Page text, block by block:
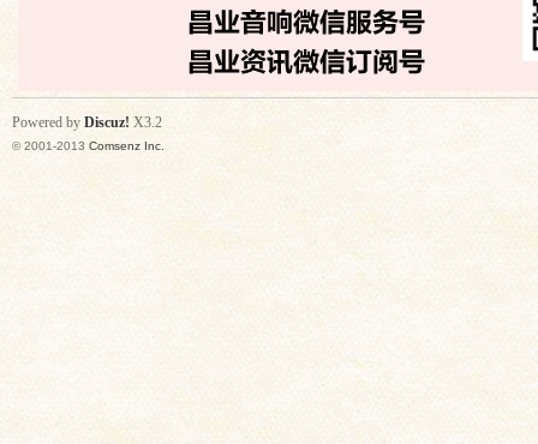
Powered by Discuz! X3.2
© 2001-2013 Comsenz Inc.